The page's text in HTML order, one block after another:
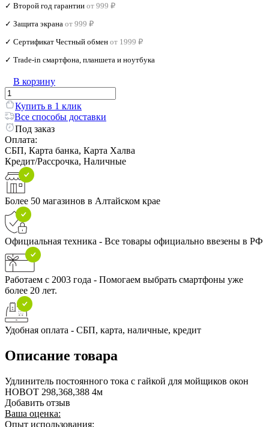
✓ Второй год гарантии от 999 ₽
✓ Защита экрана от 999 ₽
✓ Сертификат Честный обмен от 1999 ₽
✓ Trade‑in смартфона, планшета и ноутбука
В корзину
Купить в 1 клик
Все способы доставки
Под заказ
Оплата:
СБП, Карта банка, Карта Халва
Кредит/Рассрочка, Наличные
Более 50 магазинов в Алтайском крае
Официальная техника - Все товары официально ввезены в РФ
Работаем с 2003 года - Помогаем выбрать смартфоны уже
более 20 лет.
Удобная оплата - СБП, карта, наличные, кредит
Описание товара
Удлинитель постоянного тока с гайкой для мойщиков окон
HOBOT 298,368,388 4м
Добавить отзыв
Ваша оценка:
Опыт использования: